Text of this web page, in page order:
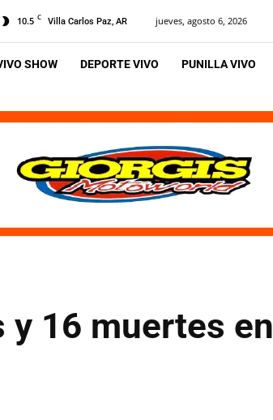
10.5 C Villa Carlos Paz, AR jueves, agosto 6, 2026
SHOW DEPORTE VIVO PUNILLA VIVO
y 16 muertes en